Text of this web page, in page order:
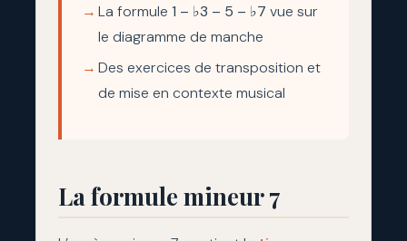
La formule 1 – ♭3 – 5 – ♭7 vue sur
le diagramme de manche
Des exercices de transposition et
de mise en contexte musical
La formule mineur 7